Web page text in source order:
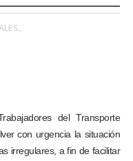
del Transporte
con urgencia la situación
irregulares, a fin de facilitar